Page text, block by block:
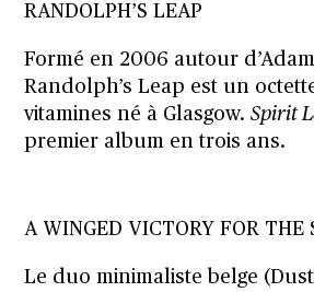
RANDOLPH’S LEAP
Formé en 2006 autour
Randolph’s Leap est un
vitamines né à Glasgow.Spirit
premier album en trois ans.
A WINGED VICTORY FOR THE
Le duo minimaliste belge